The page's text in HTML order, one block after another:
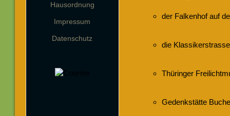
Hausordnung
Impressum
Datenschutz
der Falkenhof auf
die Klassikerstrasse
Thüringer
Gedenkstätte